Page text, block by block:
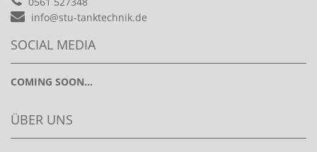
info@stu-tanktechnik.de
SOCIAL MEDIA
COMING SOON...
ÜBER UNS